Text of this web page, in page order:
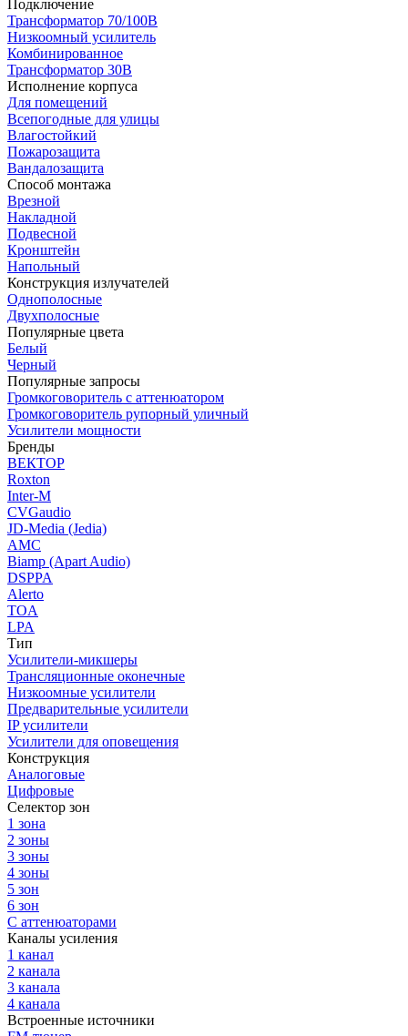
Подключение
Трансформатор 70/100В
Низкоомный усилитель
Комбинированное
Трансформатор 30В
Исполнение корпуса
Для помещений
Всепогодные для улицы
Влагостойкий
Пожарозащита
Вандалозащита
Способ монтажа
Врезной
Накладной
Подвесной
Кронштейн
Напольный
Конструкция излучателей
Однополосные
Двухполосные
Популярные цвета
Белый
Черный
Популярные запросы
Громкоговоритель с аттенюатором
Громкоговоритель рупорный уличный
Усилители мощности
Бренды
ВЕКТОР
Roxton
Inter-M
CVGaudio
JD-Media (Jedia)
AMC
Biamp (Apart Audio)
DSPPA
Alerto
TOA
LPA
Тип
Усилители-микшеры
Трансляционные оконечные
Низкоомные усилители
Предварительные усилители
IP усилители
Усилители для оповещения
Конструкция
Аналоговые
Цифровые
Селектор зон
1 зона
2 зоны
3 зоны
4 зоны
5 зон
6 зон
С аттенюаторами
Каналы усиления
1 канал
2 канала
3 канала
4 канала
Встроенные источники